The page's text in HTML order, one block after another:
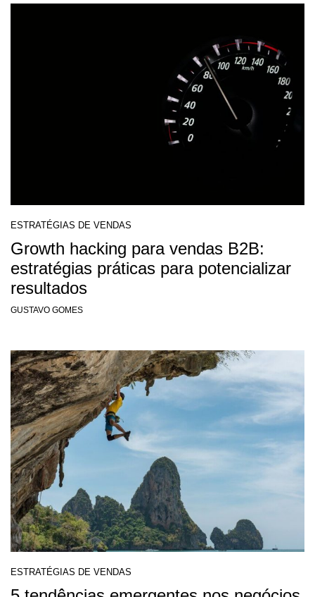
ESTRATÉGIAS DE VENDAS
Growth hacking para vendas B2B:
estratégias práticas para potencializar
resultados
GUSTAVO GOMES
ESTRATÉGIAS DE VENDAS